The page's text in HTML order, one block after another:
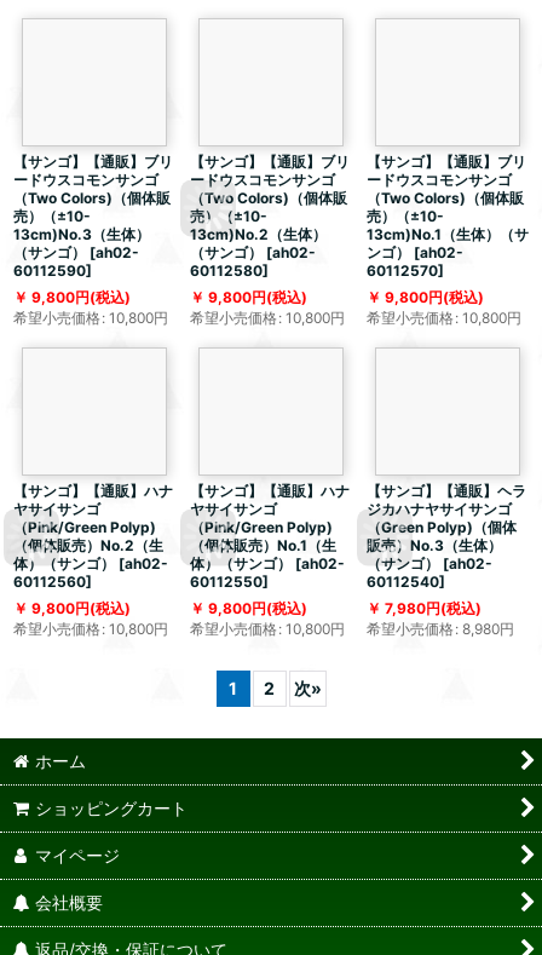
【サンゴ】【通販】ブリ
ードウスコモンサンゴ
（Two Colors)（個体販
売）（±10-
13cm)No.3（生体）
（サンゴ）
[ah02-
60112590]
9,800円(税込)
希望小売価格: 10,800円
【サンゴ】【通販】ブリ
ードウスコモンサンゴ
（Two Colors)（個体販
売）（±10-
13cm)No.2（生体）
（サンゴ）
[ah02-
60112580]
9,800円(税込)
希望小売価格: 10,800円
【サンゴ】【通販】ブリ
ードウスコモンサンゴ
（Two Colors)（個体販
売）（±10-
13cm)No.1（生体）（サ
ンゴ）
[ah02-
60112570]
9,800円(税込)
希望小売価格: 10,800円
【サンゴ】【通販】ハナ
ヤサイサンゴ
（Pink/Green Polyp)
（個体販売）No.2（生
体）（サンゴ）
[ah02-
60112560]
9,800円(税込)
希望小売価格: 10,800円
【サンゴ】【通販】ハナ
ヤサイサンゴ
（Pink/Green Polyp)
（個体販売）No.1（生
体）（サンゴ）
[ah02-
60112550]
9,800円(税込)
希望小売価格: 10,800円
【サンゴ】【通販】ヘラ
ジカハナヤサイサンゴ
（Green Polyp)（個体
販売）No.3（生体）
（サンゴ）
[ah02-
60112540]
7,980円(税込)
希望小売価格: 8,980円
1 2 次»
ホーム
ショッピングカート
マイページ
会社概要
返品/交換・保証について